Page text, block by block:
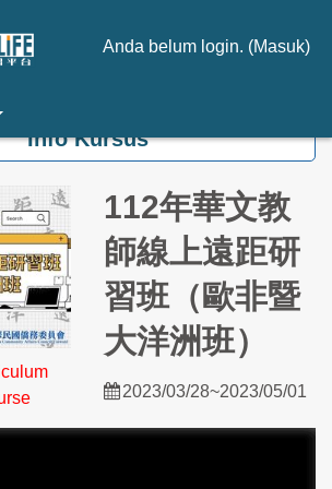
Anda belum login. (Masuk)
Info Kursus
112年華文教
師線上遠距研
習班（歐非暨
大洋洲班）
2023/03/28~2023/05/01